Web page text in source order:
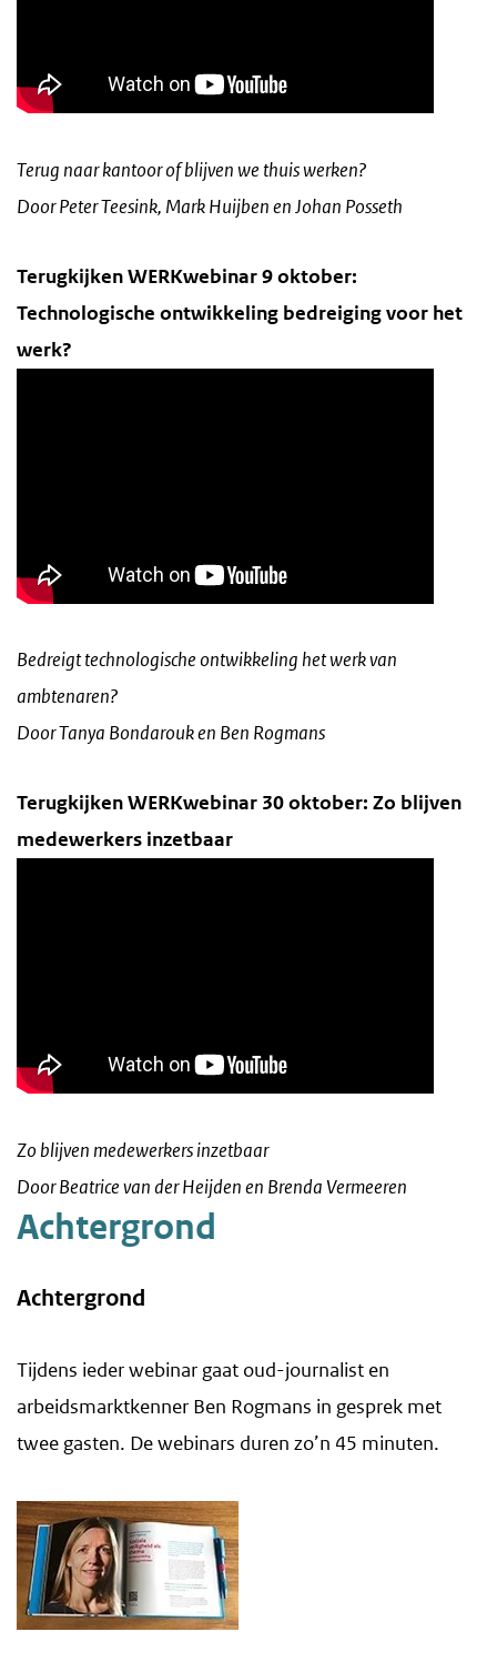
Terug naar kantoor of blijven we thuis werken?
Door Peter Teesink, Mark Huijben en Johan Posseth
Terugkijken WERKwebinar 9 oktober:
Technologische ontwikkeling bedreiging voor het
werk?
Bedreigt technologische ontwikkeling het werk van
ambtenaren?
Door Tanya Bondarouk en Ben Rogmans
Terugkijken WERKwebinar 30 oktober: Zo blijven
medewerkers inzetbaar
Zo blijven medewerkers inzetbaar
Door Beatrice van der Heijden en Brenda Vermeeren
Achtergrond
Achtergrond
Tijdens ieder webinar gaat oud-journalist en
arbeidsmarktkenner Ben Rogmans in gesprek met
twee gasten. De webinars duren zo’n 45 minuten.